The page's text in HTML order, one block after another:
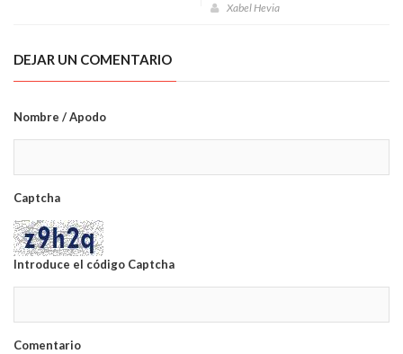
Xabel Hevia
DEJAR UN COMENTARIO
Nombre / Apodo
Captcha
Introduce el código Captcha
Comentario